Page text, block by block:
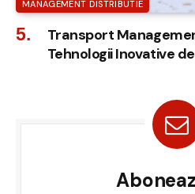
MANAGEMENT DISTRIBUTIE
Transport
Tehnologii Inovative